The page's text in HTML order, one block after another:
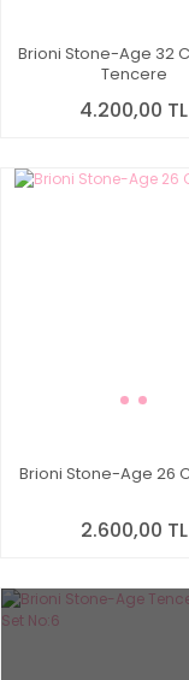
Brioni Stone-Age 32
Tencere
4.200,00 TL
Brioni Stone-Age 26
2.600,00 TL